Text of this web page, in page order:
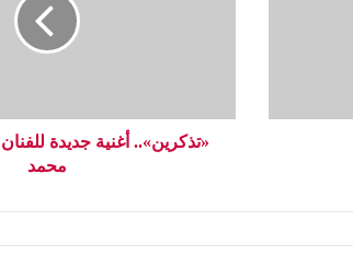
«تذكرين».. أغنية جديدة
محمد